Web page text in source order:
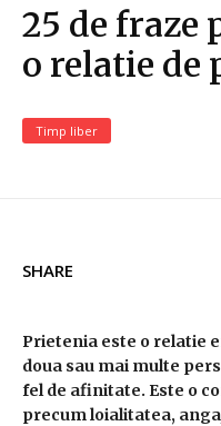
25 de fraze
o relatie de
Timp liber
SHARE
Prietenia este o relatie
doua sau mai multe
fel de afinitate. Este o
precum loialitatea,